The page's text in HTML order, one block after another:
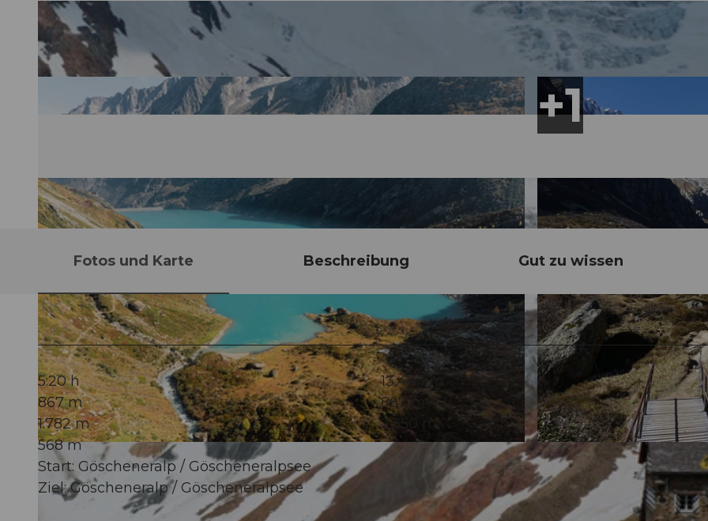
© Andermatt-Urserntal Tourismus GmbH, Ferienregion Andermatt © Chantal Thiévent
Fotos und Karte Beschreibung Gut zu wissen
5:20 h
13,44 km
867 m
867 m
1.782 m
2.350 m
568 m
Start: Göscheneralp / Göscheneralpsee
Ziel: Göscheneralp / Göscheneralpsee